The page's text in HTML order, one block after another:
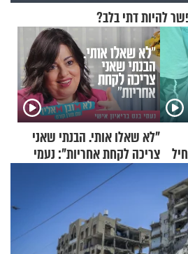
להיות דתי בלב?
"לא שאלו אותי. הבנתי שאני
צריכה לקחת אחריות": נעמי
בנט בריאיון אישי